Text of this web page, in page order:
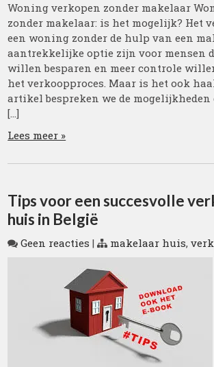
Woning verkopen zonder makelaar
zonder makelaar: is het mogelijk? Het
een woning zonder de hulp van een
aantrekkelijke optie zijn voor mensen
willen besparen en meer controle
het verkoopproces. Maar is het ook
artikel bespreken we de
[…]
Lees meer »
Tips voor een succesvolle
huis in België
Geen reacties | makelaar huis,